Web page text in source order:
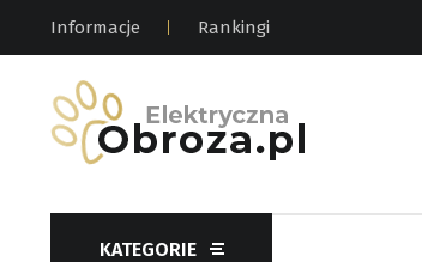
Informacje Rankingi
KATEGORIE